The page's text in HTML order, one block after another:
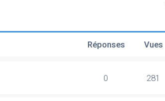
Réponses Vues
0 281